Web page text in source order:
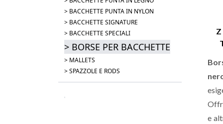
> BACCHETTE PUNTA IN NYLON
> BACCHETTE SIGNATURE
> BACCHETTE SPECIALI
> BORSE PER BACCHETTE
> MALLETS
> SPAZZOLE E RODS
e